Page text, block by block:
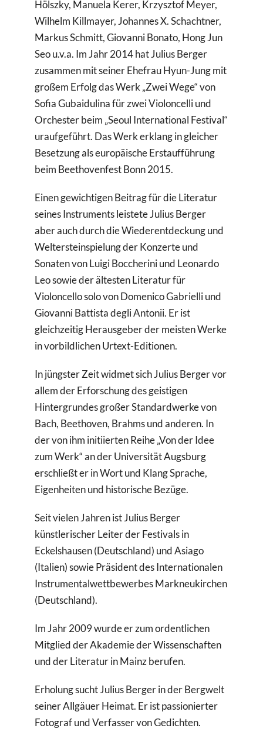
Hölszky, Manuela Kerer, Krzysztof Meyer,
Wilhelm Killmayer, Johannes X. Schachtner,
Markus Schmitt, Giovanni Bonato, Hong Jun
Seo u.v.a. Im Jahr 2014 hat Julius Berger
zusammen mit seiner Ehefrau Hyun-Jung mit
großem Erfolg das Werk „Zwei Wege“ von
Sofia Gubaidulina für zwei Violoncelli und
Orchester beim „Seoul International Festival“
uraufgeführt. Das Werk erklang in gleicher
Besetzung als europäische Erstaufführung
beim Beethovenfest Bonn 2015.
Einen gewichtigen Beitrag für die Literatur
seines Instruments leistete Julius Berger
aber auch durch die Wiederentdeckung und
Weltersteinspielung der Konzerte und
Sonaten von Luigi Boccherini und Leonardo
Leo sowie der ältesten Literatur für
Violoncello solo von Domenico Gabrielli und
Giovanni Battista degli Antonii. Er ist
gleichzeitig Herausgeber der meisten Werke
in vorbildlichen Urtext-Editionen.
In jüngster Zeit widmet sich Julius Berger vor
allem der Erforschung des geistigen
Hintergrundes großer Standardwerke von
Bach, Beethoven, Brahms und anderen. In
der von ihm initiierten Reihe „Von der Idee
zum Werk“ an der Universität Augsburg
erschließt er in Wort und Klang Sprache,
Eigenheiten und historische Bezüge.
Seit vielen Jahren ist Julius Berger
künstlerischer Leiter der Festivals in
Eckelshausen (Deutschland) und Asiago
(Italien) sowie Präsident des Internationalen
Instrumentalwettbewerbes Markneukirchen
(Deutschland).
Im Jahr 2009 wurde er zum ordentlichen
Mitglied der Akademie der Wissenschaften
und der Literatur in Mainz berufen.
Erholung sucht Julius Berger in der Bergwelt
seiner Allgäuer Heimat. Er ist passionierter
Fotograf und Verfasser von Gedichten.